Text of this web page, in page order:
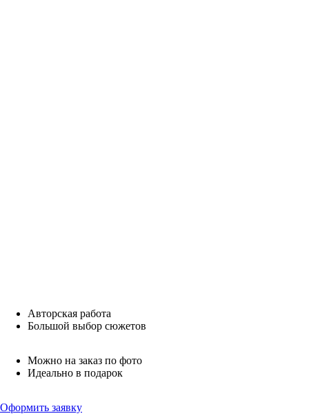
Авторская работа
Большой выбор сюжетов
Можно на заказ по фото
Идеально в подарок
Оформить заявку